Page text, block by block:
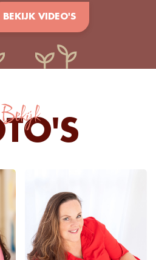
BEKIJK VIDEO'S
Bekijk